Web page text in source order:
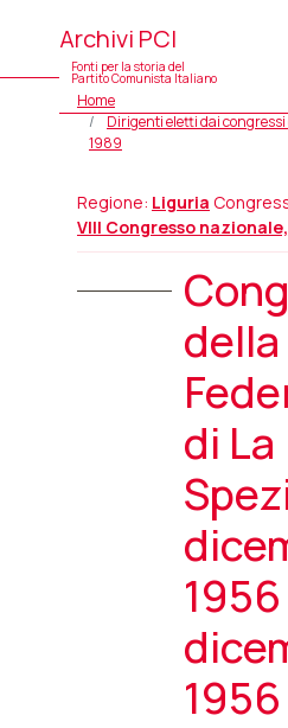
Archivi PCI
Fonti per la storia del
Partito Comunista Italiano
Home
Dirigenti eletti dai
1989
Regione: Liguria
VIII Congresso
della
di La
1956